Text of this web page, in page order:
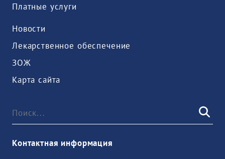
Платные услуги
Новости
Лекарственное обеспечение
ЗОЖ
Карта сайта
Контактная информация